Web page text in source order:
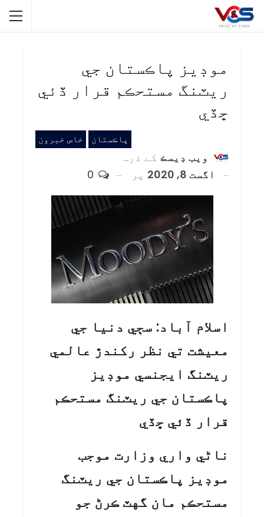
موڊيز پاڪستان جي
ريٽنگ مستحڪم قرار ڏئي
ڇڏي
پاڪستان خاص خبرون
ويب ڊيسڪ کے ذریعہ
اگست 8, 2020
پر
اسلام آباد: سڄي دنيا جي
معيشت تي نظر رکندڙ عالمي
ريٽنگ ايجنسي موڊيز
پاڪستان جي ريٽنگ مستحڪم
قرار ڏئي ڇڏي
ناڻي واري وزارت موجب
موڊيز پاڪستان جي ريٽنگ
مستحڪم مان گهٽ ڪرڻ جو